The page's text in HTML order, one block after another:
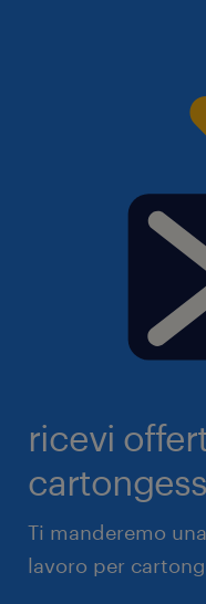
ricevi
Ti manderemo
lavoro per